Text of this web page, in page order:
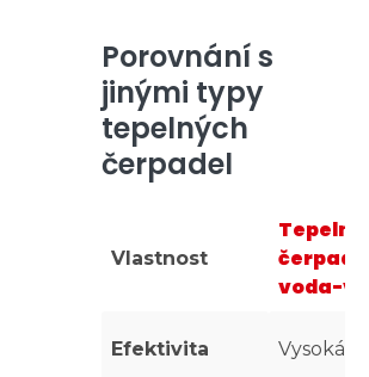
Porovnání s
jinými typy
tepelných
čerpadel
Vlastnost
Tepelné
voda-
Efektivita Vysoká